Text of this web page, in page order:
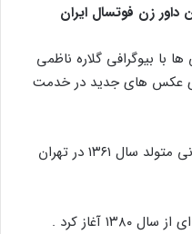
داور زن فوتسال ایران
با بیوگرافی گلاره ناظمی
عکس های جدید در خدمت
گلاره ناظمی بهترین داور فوتسال ایرانی متولد سال ۱۳۶۱ در تهران
آغاز کرد .